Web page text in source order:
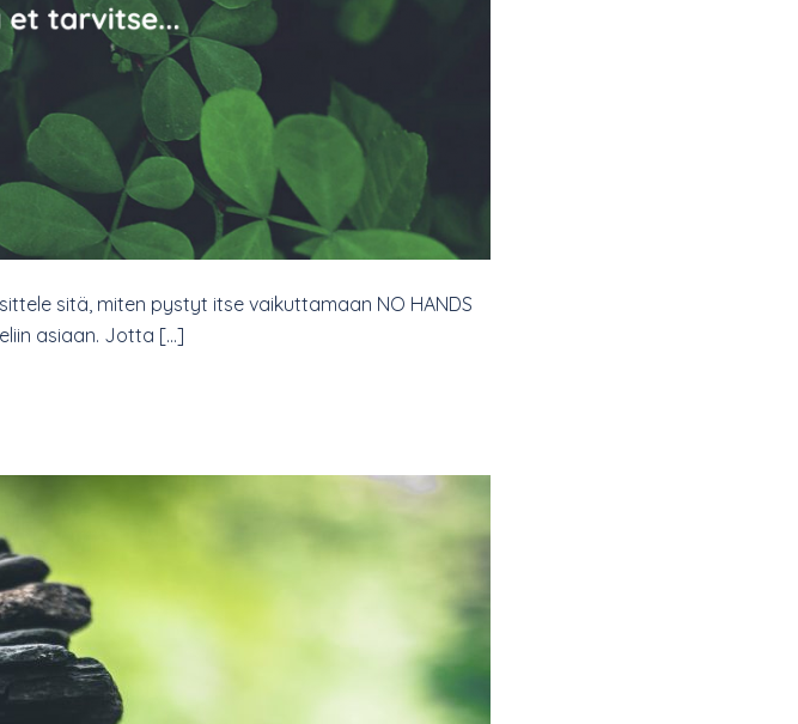
sitä, miten pystyt itse vaikuttamaan NO HANDS
asiaan. Jotta […]